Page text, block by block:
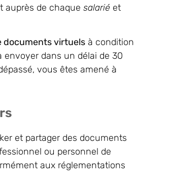
auprès de chaque salarié et
documents virtuels à condition
envoyer dans un délai de 30
vous êtes amené à
et partager des documents
ou personnel de
aux réglementations